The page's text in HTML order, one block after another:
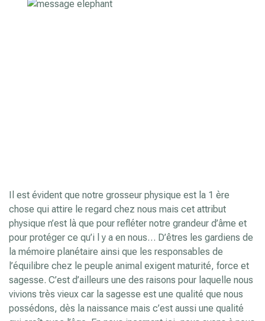
Il est évident que notre grosseur physique est la 1 ère
chose qui attire le regard chez nous mais cet attribut
physique n’est là que pour refléter notre grandeur d’âme et
pour protéger ce qu’i l y a en nous… D’êtres les gardiens de
la mémoire planétaire ainsi que les responsables de
l’équilibre chez le peuple animal exigent maturité, force et
sagesse. C’est d’ailleurs une des raisons pour laquelle nous
vivions très vieux car la sagesse est une qualité que nous
possédons, dès la naissance mais c’est aussi une qualité